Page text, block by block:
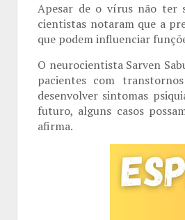
Apesar de o vírus não ter
cientistas notaram que a
que podem influenciar
O neurocientista Sarven
pacientes com
desenvolver sintomas
futuro, alguns casos
afirma.